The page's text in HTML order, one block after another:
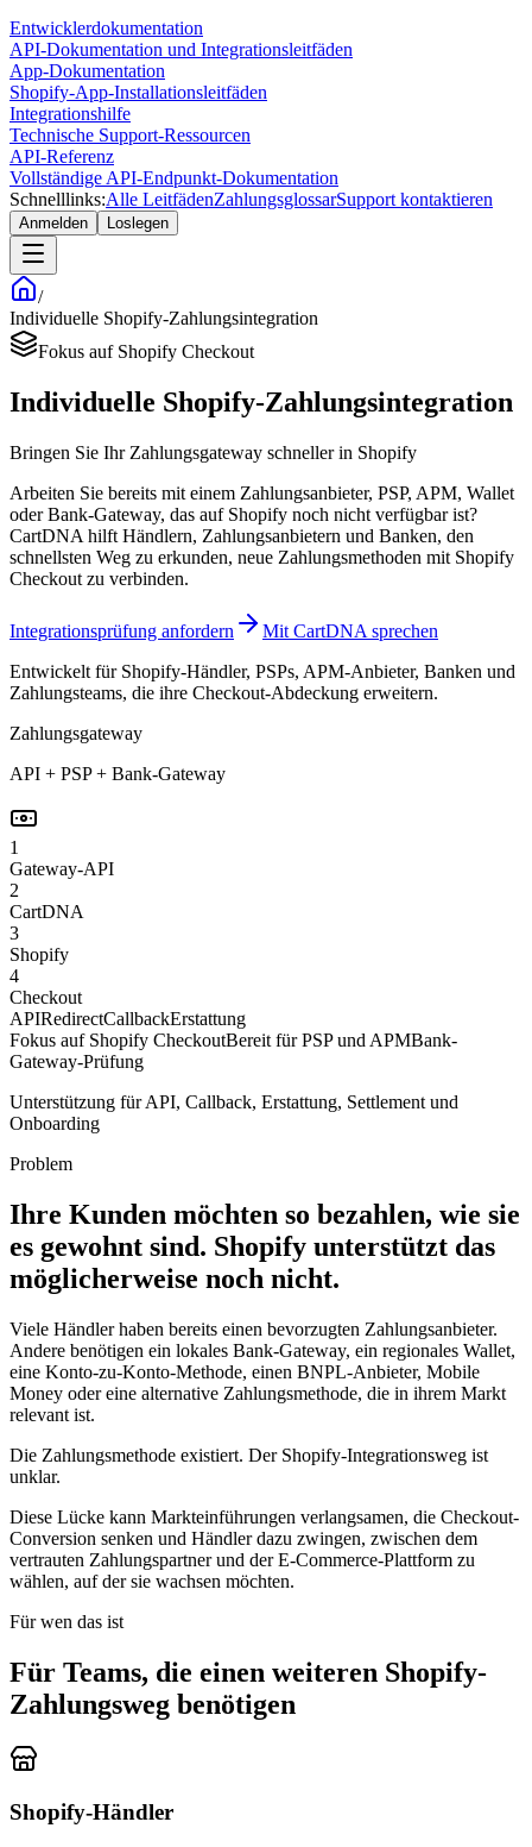
Entwicklerdokumentation
API-Dokumentation und Integrationsleitfäden
App-Dokumentation
Shopify-App-Installationsleitfäden
Integrationshilfe
Technische Support-Ressourcen
API-Referenz
Vollständige API-Endpunkt-Dokumentation
Schnelllinks:Alle LeitfädenZahlungsglossarSupport kontaktieren
Anmelden Loslegen
/
Individuelle Shopify-Zahlungsintegration
Fokus auf Shopify Checkout
Individuelle Shopify-Zahlungsintegration
Bringen Sie Ihr Zahlungsgateway schneller in Shopify
Arbeiten Sie bereits mit einem Zahlungsanbieter, PSP, APM, Wallet
oder Bank-Gateway, das auf Shopify noch nicht verfügbar ist?
CartDNA hilft Händlern, Zahlungsanbietern und Banken, den
schnellsten Weg zu erkunden, neue Zahlungsmethoden mit Shopify
Checkout zu verbinden.
Integrationsprüfung anfordern
Mit CartDNA sprechen
Entwickelt für Shopify-Händler, PSPs, APM-Anbieter, Banken und
Zahlungsteams, die ihre Checkout-Abdeckung erweitern.
Zahlungsgateway
API + PSP + Bank-Gateway
1
Gateway-API
2
CartDNA
3
Shopify
4
Checkout
APIRedirectCallbackErstattung
Fokus auf Shopify CheckoutBereit für PSP und APMBank-
Gateway-Prüfung
Unterstützung für API, Callback, Erstattung, Settlement und
Onboarding
Problem
Ihre Kunden möchten so bezahlen, wie sie
es gewohnt sind. Shopify unterstützt das
möglicherweise noch nicht.
Viele Händler haben bereits einen bevorzugten Zahlungsanbieter.
Andere benötigen ein lokales Bank-Gateway, ein regionales Wallet,
eine Konto-zu-Konto-Methode, einen BNPL-Anbieter, Mobile
Money oder eine alternative Zahlungsmethode, die in ihrem Markt
relevant ist.
Die Zahlungsmethode existiert. Der Shopify-Integrationsweg ist
unklar.
Diese Lücke kann Markteinführungen verlangsamen, die Checkout-
Conversion senken und Händler dazu zwingen, zwischen dem
vertrauten Zahlungspartner und der E-Commerce-Plattform zu
wählen, auf der sie wachsen möchten.
Für wen das ist
Für Teams, die einen weiteren Shopify-
Zahlungsweg benötigen
Shopify-Händler